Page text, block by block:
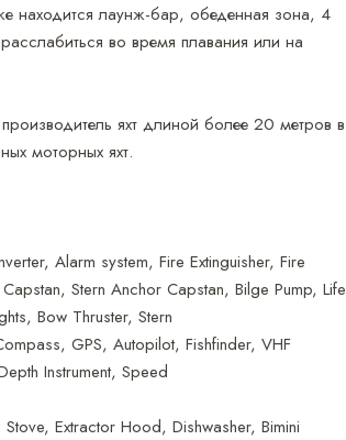
находится лаунж-бар, обеденная зона, 4
во время плавания или на
яхт длиной более 20 метров в
моторных яхт.
Alarm system, Fire Extinguisher, Fire
Stern Anchor Capstan, Bilge Pump, Life
Bow Thruster, Stern
GPS, Autopilot, Fishfinder, VHF
Instrument, Speed
Extractor Hood, Dishwasher, Bimini